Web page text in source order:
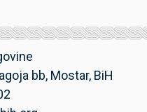
bb, Mostar, BiH